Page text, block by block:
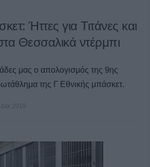
Ήττες για Τιτάνες και
Θεσσαλικά ντέρμπι
μας ο απολογισμός της 9ης
της Γ Εθνικής μπάσκετ.
Δεκ 2019